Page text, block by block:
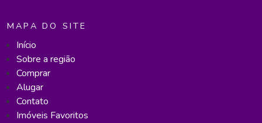
MAPA DO SITE
Início
Sobre a região
Comprar
Alugar
Contato
Imóveis Favoritos